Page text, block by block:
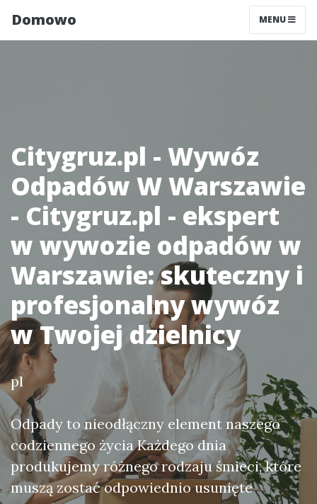
Domowo MENU
Citygruz.pl - Wywóz
Odpadów W Warszawie
- Citygruz.pl - ekspert
w wywozie odpadów w
Warszawie: skuteczny i
profesjonalny wywóz
w Twojej dzielnicy
pl
Odpady to nieodłączny element naszego
codziennego życia Każdego dnia
produkujemy różnego rodzaju śmieci, które
muszą zostać odpowiednio usunięte